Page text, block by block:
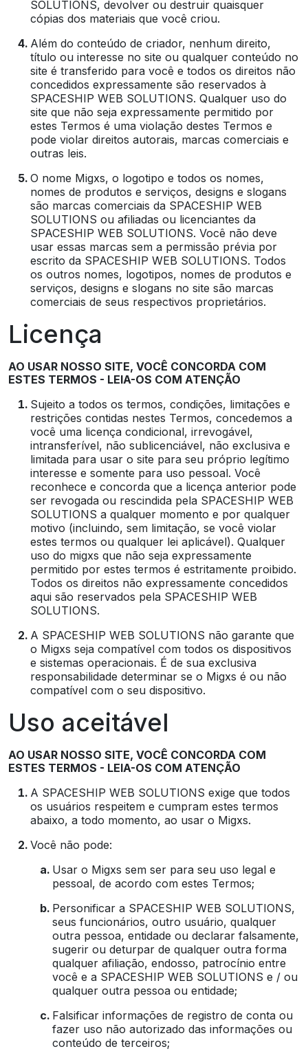
SOLUTIONS, devolver ou destruir quaisquer
cópias dos materiais que você criou.
Além do conteúdo de criador, nenhum direito,
título ou interesse no site ou qualquer conteúdo no
site é transferido para você e todos os direitos não
concedidos expressamente são reservados à
SPACESHIP WEB SOLUTIONS. Qualquer uso do
site que não seja expressamente permitido por
estes Termos é uma violação destes Termos e
pode violar direitos autorais, marcas comerciais e
outras leis.
O nome Migxs, o logotipo e todos os nomes,
nomes de produtos e serviços, designs e slogans
são marcas comerciais da SPACESHIP WEB
SOLUTIONS ou afiliadas ou licenciantes da
SPACESHIP WEB SOLUTIONS. Você não deve
usar essas marcas sem a permissão prévia por
escrito da SPACESHIP WEB SOLUTIONS. Todos
os outros nomes, logotipos, nomes de produtos e
serviços, designs e slogans no site são marcas
comerciais de seus respectivos proprietários.
Licença
AO USAR NOSSO SITE, VOCÊ CONCORDA COM
ESTES TERMOS - LEIA-OS COM ATENÇÃO
Sujeito a todos os termos, condições, limitações e
restrições contidas nestes Termos, concedemos a
você uma licença condicional, irrevogável,
intransferível, não sublicenciável, não exclusiva e
limitada para usar o site para seu próprio legítimo
interesse e somente para uso pessoal. Você
reconhece e concorda que a licença anterior pode
ser revogada ou rescindida pela SPACESHIP WEB
SOLUTIONS a qualquer momento e por qualquer
motivo (incluindo, sem limitação, se você violar
estes termos ou qualquer lei aplicável). Qualquer
uso do migxs que não seja expressamente
permitido por estes termos é estritamente proibido.
Todos os direitos não expressamente concedidos
aqui são reservados pela SPACESHIP WEB
SOLUTIONS.
A SPACESHIP WEB SOLUTIONS não garante que
o Migxs seja compatível com todos os dispositivos
e sistemas operacionais. É de sua exclusiva
responsabilidade determinar se o Migxs é ou não
compatível com o seu dispositivo.
Uso aceitável
AO USAR NOSSO SITE, VOCÊ CONCORDA COM
ESTES TERMOS - LEIA-OS COM ATENÇÃO
A SPACESHIP WEB SOLUTIONS exige que todos
os usuários respeitem e cumpram estes termos
abaixo, a todo momento, ao usar o Migxs.
Você não pode:
Usar o Migxs sem ser para seu uso legal e
pessoal, de acordo com estes Termos;
Personificar a SPACESHIP WEB SOLUTIONS,
seus funcionários, outro usuário, qualquer
outra pessoa, entidade ou declarar falsamente,
sugerir ou deturpar de qualquer outra forma
qualquer afiliação, endosso, patrocínio entre
você e a SPACESHIP WEB SOLUTIONS e / ou
qualquer outra pessoa ou entidade;
Falsificar informações de registro de conta ou
fazer uso não autorizado das informações ou
conteúdo de terceiros;